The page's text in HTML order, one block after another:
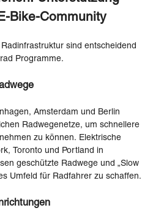
Bike-Community
sind entscheidend
Programme.
Amsterdam und Berlin
Radwegenetze, um schnellere
zu können. Elektrische
Toronto und Portland in
geschützte Radwege und „Slow
Umfeld für Radfahrer zu schaffen.